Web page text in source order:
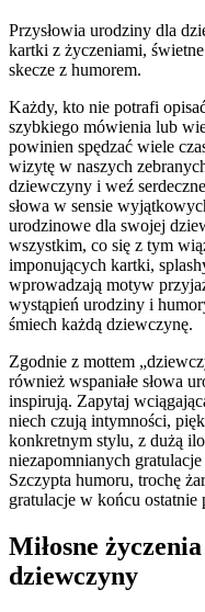
Przysłowia urodziny dla
kartki z życzeniami,
skecze z humorem.
Każdy, kto nie potrafi
szybkiego mówienia lub
powinien spędzać wiele
wizytę w naszych
dziewczyny i weź
słowa w sensie
urodzinowe dla swojej
wszystkim, co się z tym
imponujących kartki,
wprowadzają motyw
wystąpień urodziny i
śmiech każdą dziewczynę.
Zgodnie z mottem
również wspaniałe słowa
inspirują. Zapytaj
niech czują intymności,
konkretnym stylu, z dużą
niezapomnianych
Szczypta humoru, trochę
gratulacje w końcu ostatnie
Miłosne
dziewczyny